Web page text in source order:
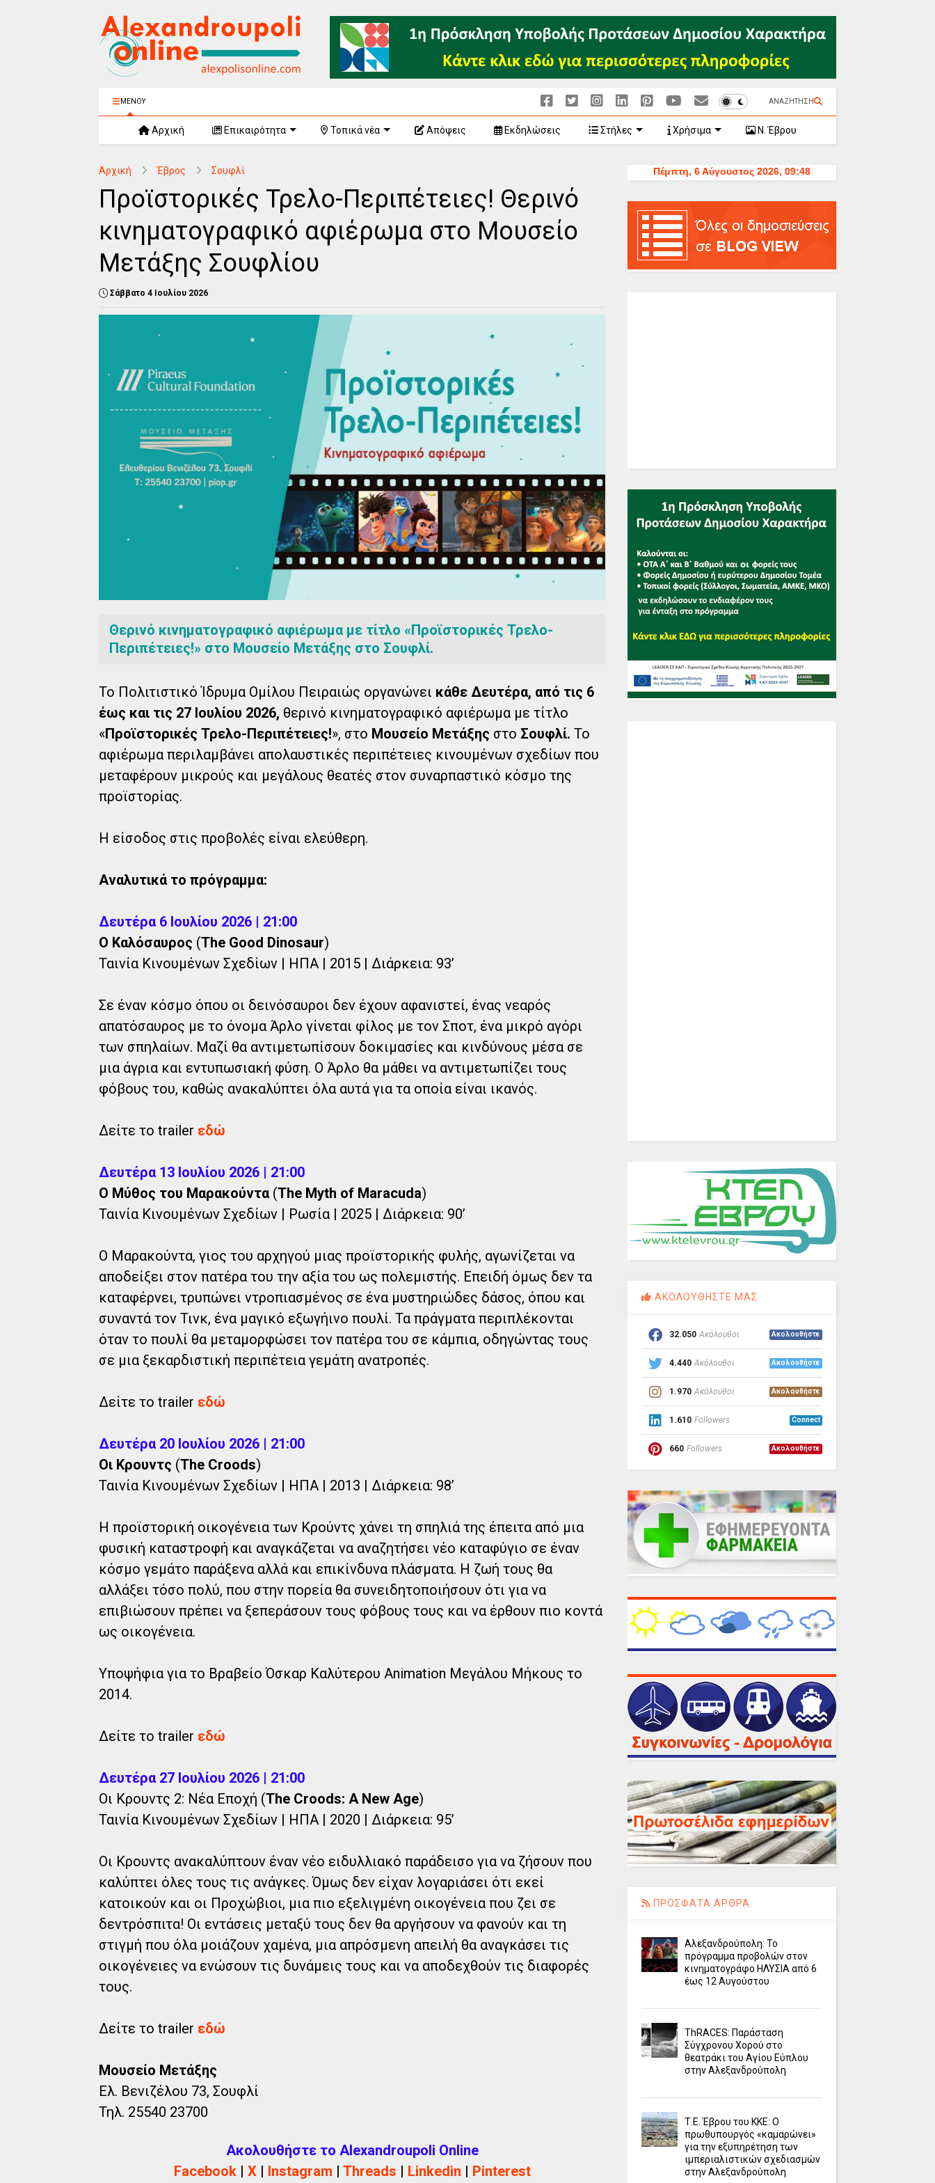
ΜΕΝΟΥ ΑΝΑΖΗΤΗΣΗ
Αρχική Επικαιρότητα Τοπικά νέα Απόψεις Εκδηλώσεις Στήλες Χρήσιμα Ν. Έβρου
Αρχική Έβρος Σουφλί
Προϊστορικές Τρελο-Περιπέτειες! Θερινό
κινηματογραφικό αφιέρωμα στο Μουσείο
Μετάξης Σουφλίου
Σάββατο 4 Ιουλίου 2026
Θερινό κινηματογραφικό αφιέρωμα με τίτλο «Προϊστορικές Τρελο-
Περιπέτειες!» στο Μουσείο Μετάξης στο Σουφλί.
Το Πολιτιστικό Ίδρυμα Ομίλου Πειραιώς οργανώνει κάθε Δευτέρα, από τις 6
έως και τις 27 Ιουλίου 2026, θερινό κινηματογραφικό αφιέρωμα με τίτλο
«Προϊστορικές Τρελο-Περιπέτειες!», στο Μουσείο Μετάξης στο Σουφλί. Το
αφιέρωμα περιλαμβάνει απολαυστικές περιπέτειες κινουμένων σχεδίων που
μεταφέρουν μικρούς και μεγάλους θεατές στον συναρπαστικό κόσμο της
προϊστορίας.
Η είσοδος στις προβολές είναι ελεύθερη.
Αναλυτικά το πρόγραμμα:
Δευτέρα 6 Ιουλίου 2026 | 21:00
O Καλόσαυρος (The Good Dinosaur)
Ταινία Κινουμένων Σχεδίων | ΗΠΑ | 2015 | Διάρκεια: 93’
Σε έναν κόσμο όπου οι δεινόσαυροι δεν έχουν αφανιστεί, ένας νεαρός
απατόσαυρος με το όνομα Άρλο γίνεται φίλος με τον Σποτ, ένα μικρό αγόρι
των σπηλαίων. Μαζί θα αντιμετωπίσουν δοκιμασίες και κινδύνους μέσα σε
μια άγρια και εντυπωσιακή φύση. Ο Άρλο θα μάθει να αντιμετωπίζει τους
φόβους του, καθώς ανακαλύπτει όλα αυτά για τα οποία είναι ικανός.
Δείτε το trailer εδώ
Δευτέρα 13 Ιουλίου 2026 | 21:00
Ο Μύθος του Μαρακούντα (The Myth of Maracuda)
Ταινία Κινουμένων Σχεδίων | Ρωσία | 2025 | Διάρκεια: 90’
O Μαρακούντα, γιος του αρχηγού μιας προϊστορικής φυλής, αγωνίζεται να
αποδείξει στον πατέρα του την αξία του ως πολεμιστής. Επειδή όμως δεν τα
καταφέρνει, τρυπώνει ντροπιασμένος σε ένα μυστηριώδες δάσος, όπου και
συναντά τον Τινκ, ένα μαγικό εξωγήινο πουλί. Τα πράγματα περιπλέκονται
όταν το πουλί θα μεταμορφώσει τον πατέρα του σε κάμπια, οδηγώντας τους
σε μια ξεκαρδιστική περιπέτεια γεμάτη ανατροπές.
Δείτε το trailer εδώ
Δευτέρα 20 Ιουλίου 2026 | 21:00
Οι Κρουντς (The Croods)
Ταινία Κινουμένων Σχεδίων | ΗΠΑ | 2013 | Διάρκεια: 98’
Η προϊστορική οικογένεια των Κρούντς χάνει τη σπηλιά της έπειτα από μια
φυσική καταστροφή και αναγκάζεται να αναζητήσει νέο καταφύγιο σε έναν
κόσμο γεμάτο παράξενα αλλά και επικίνδυνα πλάσματα. Η ζωή τους θα
αλλάξει τόσο πολύ, που στην πορεία θα συνειδητοποιήσουν ότι για να
επιβιώσουν πρέπει να ξεπεράσουν τους φόβους τους και να έρθουν πιο κοντά
ως οικογένεια.
Υποψήφια για το Βραβείο Όσκαρ Καλύτερου Animation Μεγάλου Μήκους το
2014.
Δείτε το trailer εδώ
Δευτέρα 27 Ιουλίου 2026 | 21:00
Οι Κρουντς 2: Νέα Εποχή (The Croods: A New Age)
Ταινία Κινουμένων Σχεδίων | ΗΠΑ | 2020 | Διάρκεια: 95’
Οι Κρουντς ανακαλύπτουν έναν νέο ειδυλλιακό παράδεισο για να ζήσουν που
καλύπτει όλες τους τις ανάγκες. Όμως δεν είχαν λογαριάσει ότι εκεί
κατοικούν και οι Προχώβιοι, μια πιο εξελιγμένη οικογένεια που ζει σε
δεντρόσπιτα! Οι εντάσεις μεταξύ τους δεν θα αργήσουν να φανούν και τη
στιγμή που όλα μοιάζουν χαμένα, μια απρόσμενη απειλή θα αναγκάσει τις
οικογένειες να ενώσουν τις δυνάμεις τους και να αποδεχθούν τις διαφορές
τους.
Δείτε το trailer εδώ
Μουσείο Μετάξης
Ελ. Βενιζέλου 73, Σουφλί
Τηλ. 25540 23700
Ακολουθήστε το Alexandroupoli Online
Facebook| X| Instagram | Threads | Linkedin | Pinterest
ΑΚΟΛΟΥΘΗΣΤΕ ΜΑΣ
32.050 Ακόλουθοι Ακολουθήστε
4.440 Ακόλουθοι Ακολουθήστε
1.970 Ακόλουθοι Ακολουθήστε
1.610 Followers Connect
660 Followers Ακολουθήστε
ΠΡΟΣΦΑΤΑ ΑΡΘΡΑ
Αλεξανδρούπολη: Το
πρόγραμμα προβολών στον
κινηματογράφο ΗΛΥΣΙΑ από 6
έως 12 Αυγούστου
ΤhRACES: Παράσταση
Σύγχρονου Χορού στο
θεατράκι του Αγίου Εύπλου
στην Αλεξανδρούπολη
Τ.Ε. Έβρου του ΚΚΕ: Ο
πρωθυπουργός «καμαρώνει»
για την εξυπηρέτηση των
ιμπεριαλιστικών σχεδιασμών
στην Αλεξανδρούπολη